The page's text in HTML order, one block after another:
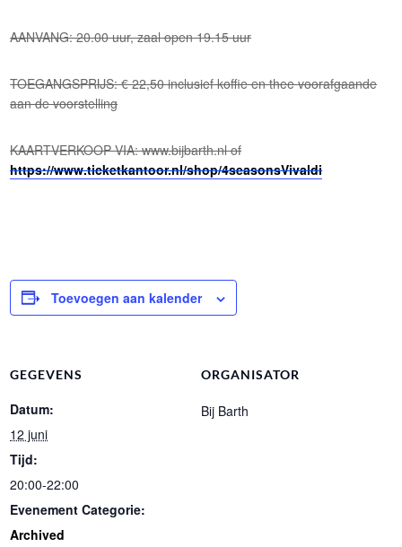
AANVANG: 20.00 uur, zaal open 19.15 uur
TOEGANGSPRIJS: € 22,50 inclusief koffie en thee voorafgaande
aan de voorstelling
KAARTVERKOOP VIA: www.bijbarth.nl of
https://www.ticketkantoor.nl/shop/4seasonsVivaldi
Toevoegen aan kalender
GEGEVENS
Datum:
12 juni
Tijd:
20:00-22:00
Evenement Categorie:
Archived
ORGANISATOR
Bij Barth